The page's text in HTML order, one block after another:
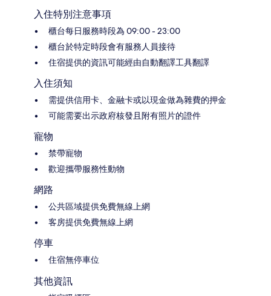
入住特別注意事項
櫃台每日服務時段為 09:00 - 23:00
櫃台於特定時段會有服務人員接待
住宿提供的資訊可能經由自動翻譯工具翻譯
入住須知
需提供信用卡、金融卡或以現金做為雜費的押金
可能需要出示政府核發且附有照片的證件
寵物
禁帶寵物
歡迎攜帶服務性動物
網路
公共區域提供免費無線上網
客房提供免費無線上網
停車
住宿無停車位
其他資訊